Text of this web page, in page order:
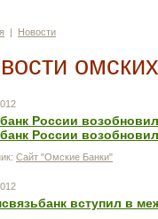
| Новости
России
России
Сайт "Омские Банки"
вступил в